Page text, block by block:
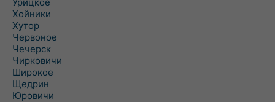
Хойники
Хутор
Червоное
Чечерск
Чирковичи
Широкое
Щедрин
Юровичи